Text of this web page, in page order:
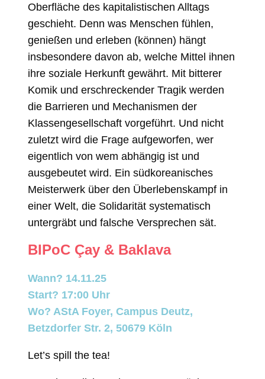
Oberfläche des kapitalistischen Alltags
geschieht. Denn was Menschen fühlen,
genießen und erleben (können) hängt
insbesondere davon ab, welche Mittel ihnen
ihre soziale Herkunft gewährt. Mit bitterer
Komik und erschreckender Tragik werden
die Barrieren und Mechanismen der
Klassengesellschaft vorgeführt. Und nicht
zuletzt wird die Frage aufgeworfen, wer
eigentlich von wem abhängig ist und
ausgebeutet wird. Ein südkoreanisches
Meisterwerk über den Überlebenskampf in
einer Welt, die Solidarität systematisch
untergräbt und falsche Versprechen sät.
BIPoC Çay & Baklava
Wann? 14.11.25
Start? 17:00 Uhr
Wo? AStA Foyer, Campus Deutz,
Betzdorfer Str. 2, 50679 Köln
Let’s spill the tea!